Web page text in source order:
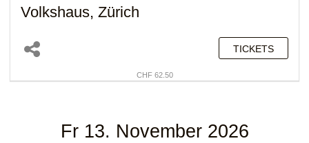
Volkshaus, Zürich
TICKETS
CHF 62.50
Fr 13. November 2026